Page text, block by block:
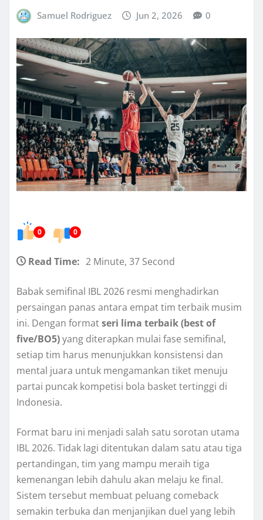
Samuel Rodriguez Jun 2, 2026 0
0 0
Read Time: 2 Minute, 37 Second
Babak semifinal IBL 2026 resmi menghadirkan
persaingan panas antara empat tim terbaik musim
ini. Dengan formatseri lima terbaik (best of
five/BO5)yang diterapkan mulai fase semifinal,
setiap tim harus menunjukkan konsistensi dan
mental juara untuk mengamankan tiket menuju
partai puncak kompetisi bola basket tertinggi di
Indonesia.
Format baru ini menjadi salah satu sorotan utama
IBL 2026. Tidak lagi ditentukan dalam satu atau tiga
pertandingan, tim yang mampu meraih tiga
kemenangan lebih dahulu akan melaju ke final.
Sistem tersebut membuat peluang comeback
semakin terbuka dan menjanjikan duel yang lebih